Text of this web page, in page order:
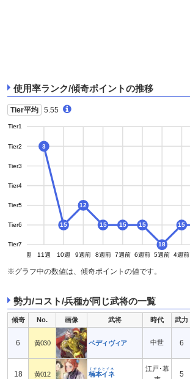
使用率ランク/傾奇ポイントの推移
Tier平均 5.55
Tier1
Tier2
Tier3
Tier4
Tier5
Tier6
Tier7
12週 11週 10週 9週前 8週前 7週前 6週前 5週前 4週前
3
15
12
15 15 15
18
15
※グラフ中の数値は、傾奇ポイントの値です。
勢力/コスト/兵種が同じ武将の一覧
傾奇 No. 画像 武将 時代 武力
6 黄030 ベディヴィア 中世 6
18 黄012 楠本イネ
くすもとイネ
江戸･幕
5